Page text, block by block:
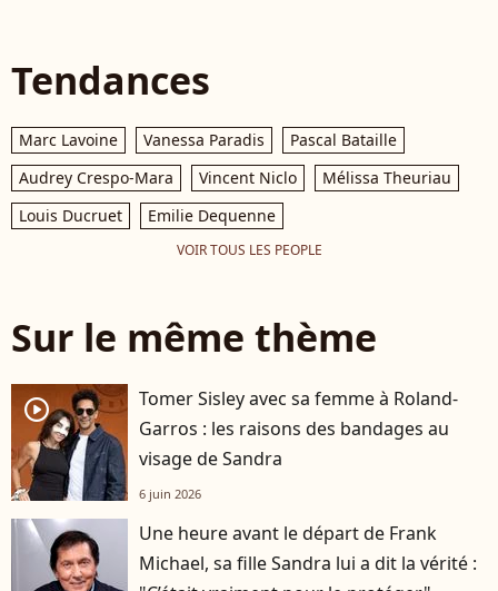
Tendances
Marc Lavoine Vanessa Paradis
Pascal Bataille
Audrey Crespo-Mara
Vincent Niclo
Mélissa Theuriau
Louis Ducruet
Emilie Dequenne
VOIR TOUS LES PEOPLE
Sur le même thème
player2
Tomer Sisley avec sa femme à Roland-
Garros : les raisons des bandages au
visage de Sandra
6 juin 2026
Une heure avant le départ de Frank
Michael, sa fille Sandra lui a dit la vérité :